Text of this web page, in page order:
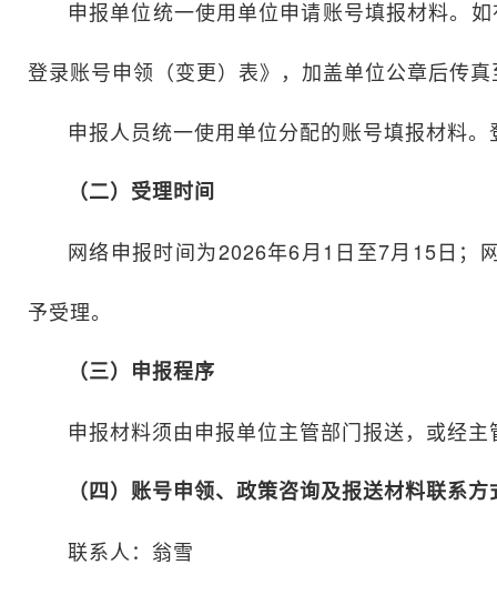
申报单位统一使用单位申请账号填报材料。
登录账号申领（变更）表》，加盖单位公章后传
申报人员统一使用单位分配的账号填报材料
（二）受理时间
网络申报时间为2026年6月1日至7月15日；
予受理。
（三）申报程序
申报材料须由申报单位主管部门报送，或经
（四）账号申领、政策咨询及报送材料联系方
联系人：翁雪